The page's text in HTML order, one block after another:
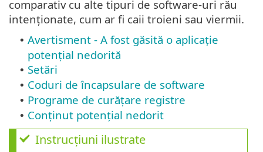
comparativ cu alte tipuri de software-uri rău
intenționate, cum ar fi caii troieni sau viermii.
• Avertisment - A fost găsită o aplicație
potențial nedorită
• Setări
• Coduri de încapsulare de software
• Programe de curățare registre
• Conținut potențial nedorit
Instrucțiuni ilustrate